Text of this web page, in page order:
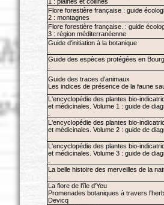
Flore forestière française : guide
2 : montagnes
Flore forestière française. : guide
3 : région méditerranéenne
Guide d'initiation à la botanique
Guide des espèces protégées en
Guide des traces d'animaux
Les indices de présence de la faune
L'encyclopédie des plantes bio-
et médicinales. Volume 1 : guide de
L'encyclopédie des plantes bio-
et médicinales. Volume 2 : guide de
L'encyclopédie des plantes bio-
et médicinales. Volume 3 : guide de
La belle histoire des merveilles de la
La flore de l'île d'Yeu
Promenades botaniques à travers
Devicq